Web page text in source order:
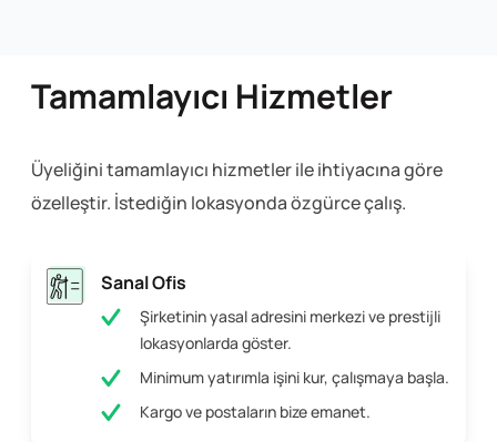
Tamamlayıcı Hizmetler
Üyeliğini tamamlayıcı hizmetler ile ihtiyacına göre
özelleştir. İstediğin lokasyonda özgürce çalış.
Sanal Ofis
Şirketinin yasal adresini merkezi ve prestijli
lokasyonlarda göster.
Minimum yatırımla işini kur, çalışmaya başla.
Kargo ve postaların bize emanet.